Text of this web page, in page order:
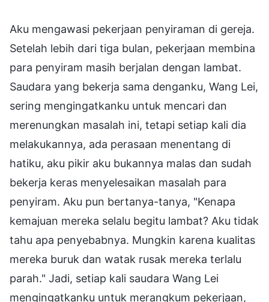
Aku mengawasi pekerjaan penyiraman di gereja.
Setelah lebih dari tiga bulan, pekerjaan membina
para penyiram masih berjalan dengan lambat.
Saudara yang bekerja sama denganku, Wang Lei,
sering mengingatkanku untuk mencari dan
merenungkan masalah ini, tetapi setiap kali dia
melakukannya, ada perasaan menentang di
hatiku, aku pikir aku bukannya malas dan sudah
bekerja keras menyelesaikan masalah para
penyiram. Aku pun bertanya-tanya, "Kenapa
kemajuan mereka selalu begitu lambat? Aku tidak
tahu apa penyebabnya. Mungkin karena kualitas
mereka buruk dan watak rusak mereka terlalu
parah." Jadi, setiap kali saudara Wang Lei
mengingatkanku untuk merangkum pekerjaan,